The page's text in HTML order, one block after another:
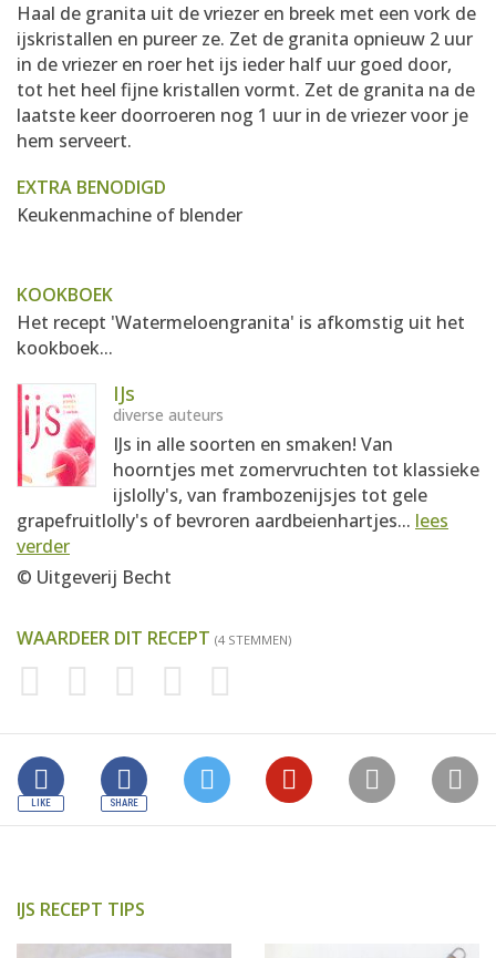
Haal de granita uit de vriezer en breek met een vork de
ijskristallen en pureer ze. Zet de granita opnieuw 2 uur
in de vriezer en roer het ijs ieder half uur goed door,
tot het heel fijne kristallen vormt. Zet de granita na de
laatste keer doorroeren nog 1 uur in de vriezer voor je
hem serveert.
EXTRA BENODIGD
Keukenmachine of blender
KOOKBOEK
Het recept 'Watermeloengranita' is afkomstig uit het
kookboek...
IJs
diverse auteurs
IJs in alle soorten en smaken! Van
hoorntjes met zomervruchten tot klassieke
ijslolly's, van frambozenijsjes tot gele
grapefruitlolly's of bevroren aardbeienhartjes... lees
verder
© Uitgeverij Becht
WAARDEER DIT RECEPT (4 STEMMEN)
IJS RECEPT TIPS